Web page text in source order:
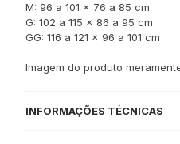
M: 96 a 101 x 76 a 85 cm
G: 102 a 115 x 86 a 95 cm
GG: 116 a 121 x 96 a 101 cm
Imagem do produto
INFORMAÇÕES TÉCNICAS